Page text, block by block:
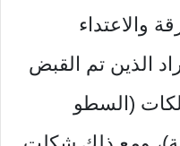
والاعتداء
من الأفراد الذين تم القبض
(السطو